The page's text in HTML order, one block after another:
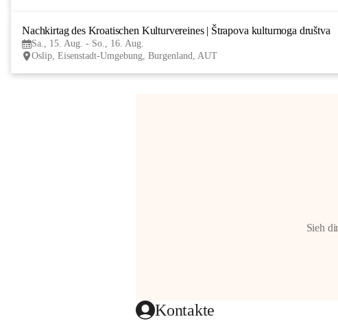
Nachkirtag des Kroatischen Kulturvereines | Štrapova kulturnoga društva
Sa., 15. Aug. - So., 16. Aug.
Oslip, Eisenstadt-Umgebung, Burgenland, AUT
Sieh
Kontakte